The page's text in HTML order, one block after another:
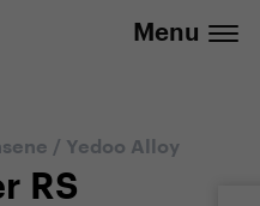
Menu
/ Yedoo Alloy
RS